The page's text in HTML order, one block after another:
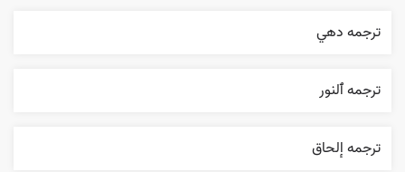
ترجمه دهي
ترجمه ٱلنور
ترجمه إلحاق